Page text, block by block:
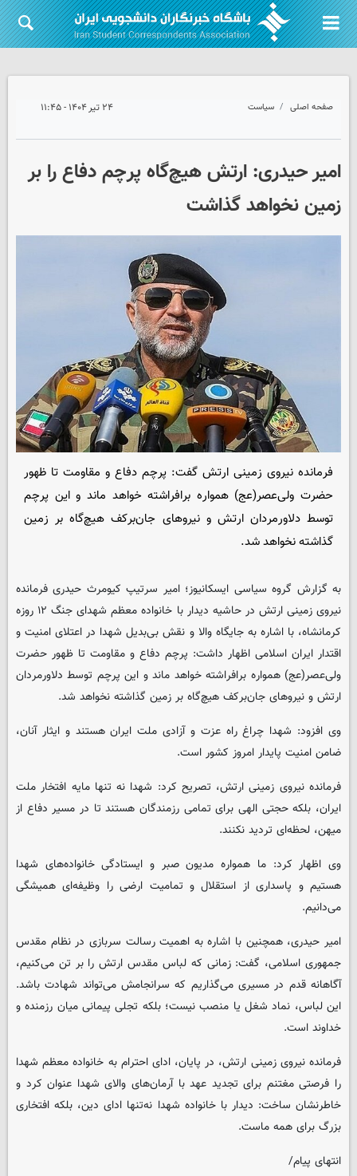
صفحه اصلی سیاست ۲۴ تیر ۱۴۰۴ - ۱۱:۴۵
امیر حیدری: ارتش هیچ‌گاه پرچم دفاع را بر
زمین ‌نخواهد گذاشت‌
فرمانده نیروی زمینی ارتش گفت: پرچم دفاع و مقاومت تا ظهور
حضرت ولی‌عصر(عج) همواره برافراشته خواهد ماند و این پرچم
توسط دلاورمردان ارتش و نیروهای جان‌برکف هیچ‌گاه بر زمین
گذاشته نخواهد شد.
به گزارش گروه سیاسی ایسکانیوز؛ امیر سرتیپ کیومرث حیدری فرمانده
نیروی زمینی ارتش در حاشیه دیدار با خانواده معظم شهدای جنگ ۱۲ روزه
کرمانشاه، با اشاره به جایگاه والا و نقش بی‌بدیل شهدا در اعتلای امنیت و
اقتدار ایران اسلامی اظهار داشت: پرچم دفاع و مقاومت تا ظهور حضرت
ولی‌عصر(عج) همواره برافراشته خواهد ماند و این پرچم توسط دلاورمردان
ارتش و نیروهای جان‌برکف هیچ‌گاه بر زمین گذاشته نخواهد شد.
وی افزود: شهدا چراغ راه عزت و آزادی ملت ایران هستند و ایثار آنان،
ضامن امنیت پایدار امروز کشور است.
فرمانده نیروی زمینی ارتش، تصریح کرد: شهدا نه تنها مایه افتخار ملت
ایران، بلکه حجتی الهی برای تمامی رزمندگان هستند تا در مسیر دفاع از
میهن، لحظه‌ای تردید نکنند.
وی اظهار کرد: ما همواره مدیون صبر و ایستادگی خانواده‌های شهدا
هستیم و پاسداری از استقلال و تمامیت ارضی را وظیفه‌ای همیشگی
می‌دانیم.
امیر حیدری، همچنین با اشاره به اهمیت رسالت سربازی در نظام مقدس
جمهوری اسلامی، گفت: زمانی که لباس مقدس ارتش را بر تن می‌کنیم،
آگاهانه قدم در مسیری می‌گذاریم که سرانجامش می‌تواند شهادت باشد.
این لباس، نماد شغل یا منصب نیست؛ بلکه تجلی پیمانی میان رزمنده و
خداوند است.
فرمانده نیروی زمینی ارتش، در پایان، ادای احترام به خانواده معظم شهدا
را فرصتی مغتنم برای تجدید عهد با آرمان‌های والای شهدا عنوان کرد و
خاطرنشان ساخت: دیدار با خانواده شهدا نه‌تنها ادای دین، بلکه افتخاری
بزرگ برای همه ماست.
انتهای پیام/